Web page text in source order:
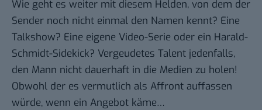
Wie geht es weiter mit diesem Helden, von dem der
Sender noch nicht einmal den Namen kennt? Eine
Talkshow? Eine eigene Video-Serie oder ein Harald-
Schmidt-Sidekick? Vergeudetes Talent jedenfalls,
den Mann nicht dauerhaft in die Medien zu holen!
Obwohl der es vermutlich als Affront auffassen
würde, wenn ein Angebot käme…